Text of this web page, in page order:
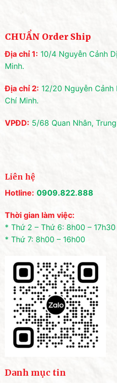
CHUẨN Order Ship
Địa chỉ 1: 10/4 Nguyễn Cảnh
Minh.
Địa chỉ 2: 12/20 Nguyễn Cảnh
Chí Minh.
VPĐD: 5/68 Quan Nhân,
Liên hệ
Hotline: 0909.822.888
Thời gian làm việc:
* Thứ 2 – Thứ 6: 8h00 – 17h30
* Thứ 7: 8h00 – 16h00
Danh mục tin